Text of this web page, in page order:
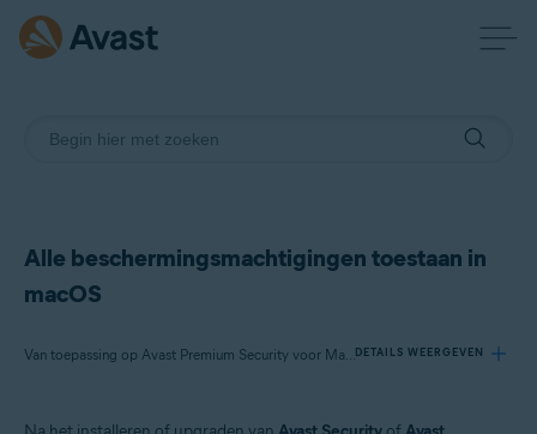
Alle beschermingsmachtigingen toestaan in
macOS
Van toepassing op Avast Premium Security voor Mac, Avast Security voor MacDETAILS WEERGEVEN